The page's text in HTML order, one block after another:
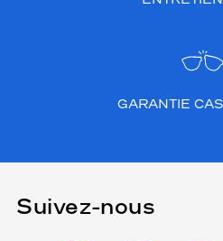
GARANTIE
Suivez-nous